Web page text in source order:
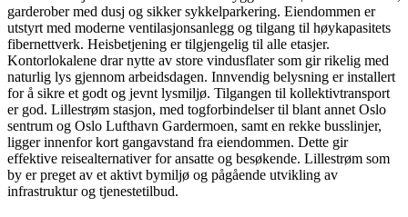
garderober med dusj og sikker sykkelparkering. Eiendommen er
utstyrt med moderne ventilasjonsanlegg og tilgang til høykapasitets
fibernettverk. Heisbetjening er tilgjengelig til alle etasjer.
Kontorlokalene drar nytte av store vindusflater som gir rikelig med
naturlig lys gjennom arbeidsdagen. Innvendig belysning er installert
for å sikre et godt og jevnt lysmiljø. Tilgangen til kollektivtransport
er god. Lillestrøm stasjon, med togforbindelser til blant annet Oslo
sentrum og Oslo Lufthavn Gardermoen, samt en rekke busslinjer,
ligger innenfor kort gangavstand fra eiendommen. Dette gir
effektive reisealternativer for ansatte og besøkende. Lillestrøm som
by er preget av et aktivt bymiljø og pågående utvikling av
infrastruktur og tjenestetilbud.